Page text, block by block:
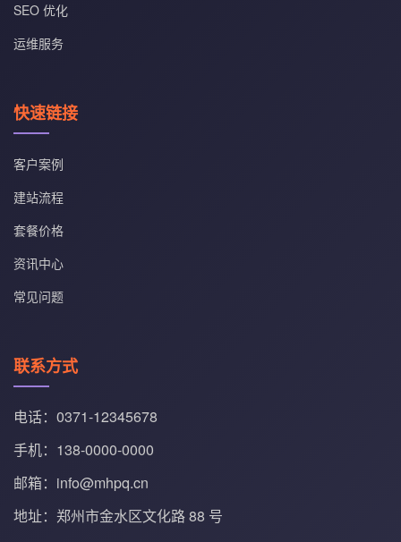
SEO 优化
运维服务
快速链接
客户案例
建站流程
套餐价格
资讯中心
常见问题
联系方式
电话：0371-12345678
手机：138-0000-0000
邮箱：info@mhpq.cn
地址：郑州市金水区文化路 88 号